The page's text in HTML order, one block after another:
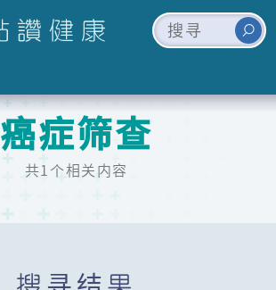
癌症筛查
共1个相关内容
搜寻结果